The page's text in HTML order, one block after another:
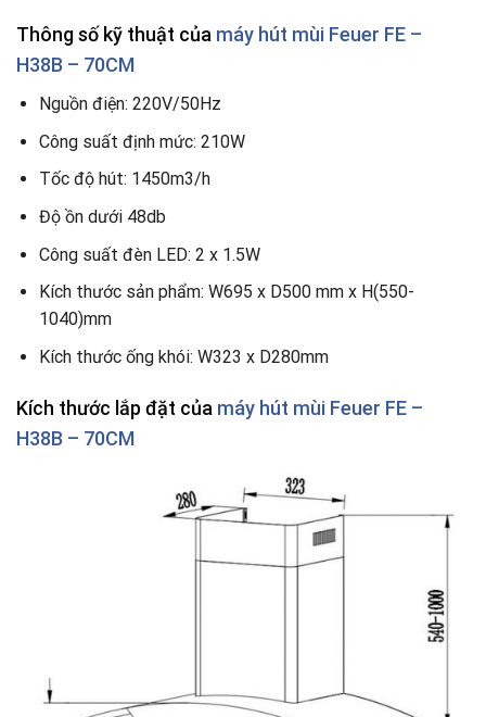
Thông số kỹ thuật của máy hút mùi Feuer FE –
H38B – 70CM
Nguồn điện: 220V/50Hz
Công suất định mức: 210W
Tốc độ hút: 1450m3/h
Độ ồn dưới 48db
Công suất đèn LED: 2 x 1.5W
Kích thước sản phẩm: W695 x D500 mm x H(550-
1040)mm
Kích thước ống khói: W323 x D280mm
Kích thước lắp đặt của máy hút mùi Feuer FE –
H38B – 70CM